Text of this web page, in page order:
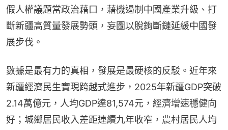
假人權議題當政治藉口，藉機遏制中國產業升級、打
斷新疆高質量發展勢頭，妄圖以脫鉤斷鏈延緩中國發
展步伐。
數據是最有力的真相，發展是最硬核的反駁。近年來
新疆經濟民生實現跨越式進步，2025年新疆GDP突破
2.14萬億元，人均GDP達81,574元，經濟增速穩健向
好；城鄉居民收入差距連續九年收窄，農村居民人均